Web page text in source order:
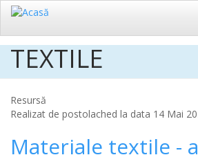
Sari
conținutul
TEXTILE
Resursă
Realizat de postolached la data 14 Mai
Materiale textile -